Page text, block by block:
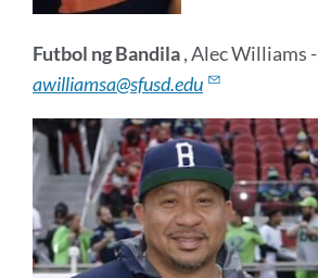
Futbol ng Bandila, Alec Williams -
awilliamsa@sfusd.edu